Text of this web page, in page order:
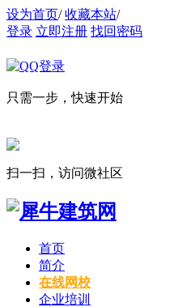
设为首页/ 收藏本站/
登录 立即注册 找回密码
只需一步，快速开始
扫一扫，访问微社区
首页
简介
在线网校
企业培训